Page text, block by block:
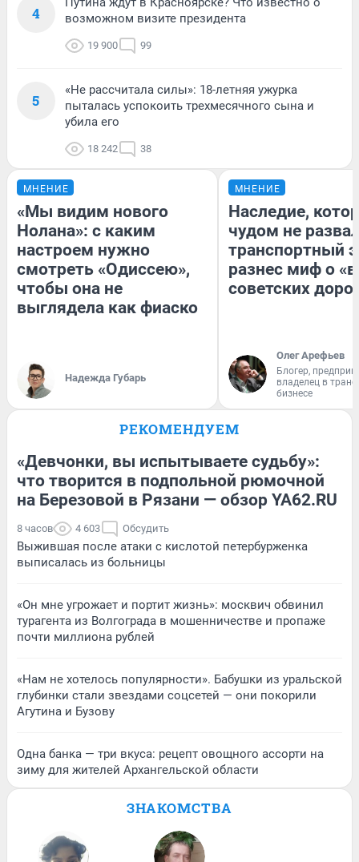
4
возможном визите президента
19 900 99
5
«Не рассчитала силы»: 18-летняя ужурка
пыталась успокоить трехмесячного сына и
убила его
18 242 38
МНЕНИЕ
«Мы видим нового
Нолана»: с каким
настроем нужно
смотреть «Одиссею»,
чтобы она не
выглядела как фиаско
Надежда Губарь
МНЕНИЕ
Наследие,
чудом не
транспортный
разнес миф о
советских
Олег Арефьев
Блогер,
владелец в
бизнесе
РЕКОМЕНДУЕМ
«Девчонки, вы испытываете судьбу»:
что творится в подпольной рюмочной
на Березовой в Рязани — обзор YA62.RU
8 часов 4 603 Обсудить
Выжившая после атаки с кислотой петербурженка
выписалась из больницы
«Он мне угрожает и портит жизнь»: москвич обвинил
турагента из Волгограда в мошенничестве и пропаже
почти миллиона рублей
«Нам не хотелось популярности». Бабушки из уральской
глубинки стали звездами соцсетей — они покорили
Агутина и Бузову
Одна банка — три вкуса: рецепт овощного ассорти на
зиму для жителей Архангельской области
ЗНАКОМСТВА